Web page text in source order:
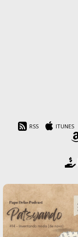
RSS ITUNES